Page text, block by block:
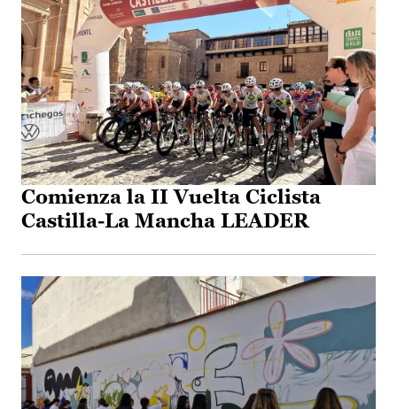
Comienza la II Vuelta Ciclista
Castilla-La Mancha LEADER